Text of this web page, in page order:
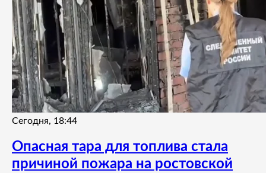
Сегодня, 18:44
Опасная тара для топлива стала
причиной пожара на ростовской